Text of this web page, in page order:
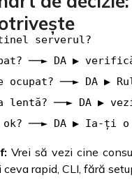
serverul?
──► DA ▶
ocupat? ──► DA ▶
lentă? ──► DA ▶
Vrei să vezi cine
ceva rapid, CLI, fără